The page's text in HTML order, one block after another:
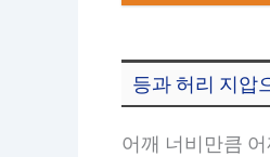
등과 허리 지압
어깨 너비만큼